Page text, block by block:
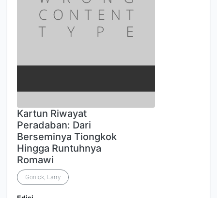
Kartun Riwayat
Peradaban: Dari
Berseminya Tiongkok
Hingga Runtuhnya
Romawi
Gonick, Larry